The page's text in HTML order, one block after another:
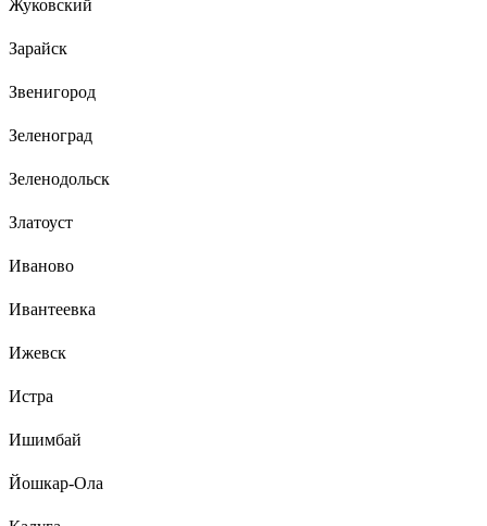
Жуковский
Зарайск
Звенигород
Зеленоград
Зеленодольск
Златоуст
Иваново
Ивантеевка
Ижевск
Истра
Ишимбай
Йошкар-Ола